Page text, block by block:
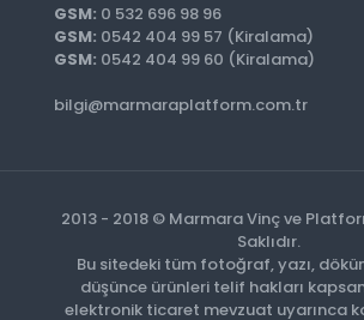
GSM: 0 532 696 98 96
GSM: 0542 404 99 57 (Kiralama)
GSM: 0542 404 99 60 (Kiralama)
bilgi@marmaraplatform.com.tr
2013 - 2018 © Marmara Vinç ve
Saklıdır.
Bu sitedeki tüm fotoğraf, yazı,
düşünce ürünleri telif hakları
elektronik ticaret mevzuat uyarınca